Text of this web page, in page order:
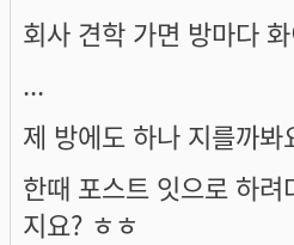
회사 견학 가면 방마다
...
제 방에도 하나 지를까
한때 포스트 잇으로 하
지요? ㅎㅎ